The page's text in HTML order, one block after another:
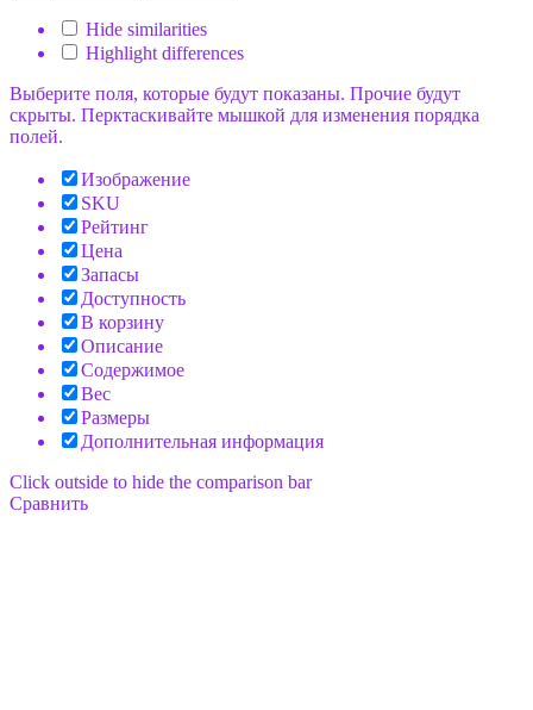
Hide similarities
Highlight differences
Выберите поля, которые будут показаны. Прочие будут
скрыты. Перктаскивайте мышкой для изменения порядка
полей.
Изображение
SKU
Рейтинг
Цена
Запасы
Доступность
В корзину
Описание
Содержимое
Вес
Размеры
Дополнительная информация
Click outside to hide the comparison bar
Сравнить